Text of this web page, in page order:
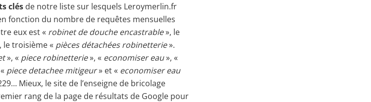
clés de notre liste sur lesquels Leroymerlin.fr
fonction du nombre de requêtes mensuelles
eux est « robinet de douche encastrable», le
le troisième « pièces détachées robinetterie».
», « piece robinetterie», « economiser eau», «
piece detachee mitigeur» et « economiser eau
Mieux, le site de l’enseigne de bricolage
rang de la page de résultats de Google pour